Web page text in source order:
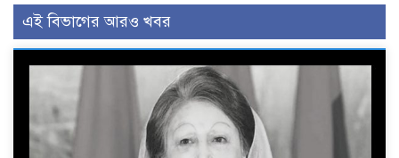
এই বিভাগের আরও খবর